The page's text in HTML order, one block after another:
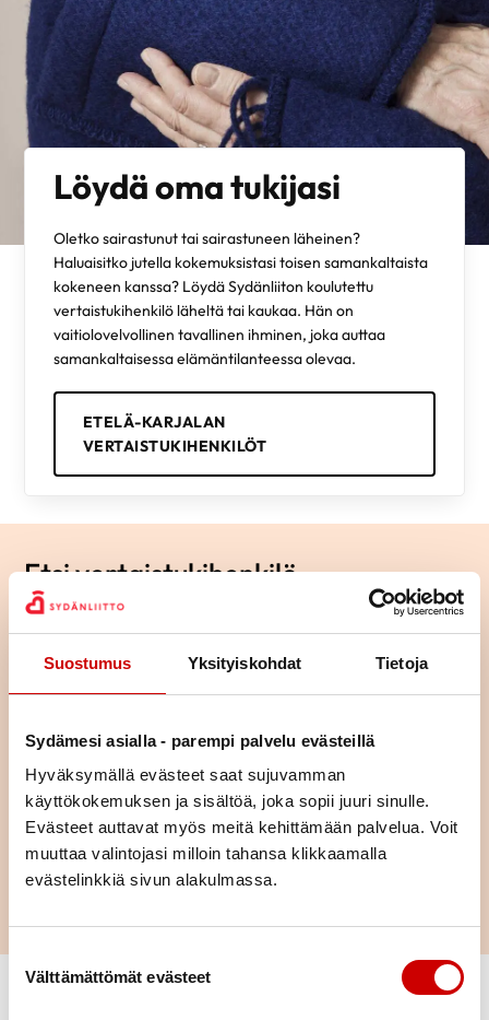
Suostumus Yksityiskohdat Tietoja
Sydämesi asialla - parempi palvelu evästeillä
Hyväksymällä evästeet saat sujuvamman
käyttökokemuksen ja sisältöä, joka sopii juuri sinulle.
Evästeet auttavat myös meitä kehittämään palvelua. Voit
muuttaa valintojasi milloin tahansa klikkaamalla
evästelinkkiä sivun alakulmassa.
Suostumuksen valinta
Välttämättömät evästeet
Löydä oma tukijasi
Oletko sairastunut tai sairastuneen läheinen?
Haluaisitko jutella kokemuksistasi toisen samankaltaista
kokeneen kanssa? Löydä Sydänliiton koulutettu
vertaistukihenkilö läheltä tai kaukaa. Hän on
vaitiolovelvollinen tavallinen ihminen, joka auttaa
samankaltaisessa elämäntilanteessa olevaa.
ETELÄ-KARJALAN
VERTAISTUKIHENKILÖT
Etsi vertaistukihenkilö
Etsi sinulle sopivaa vertaistukihenkilöä Hae-toiminnolla. Ilman
näet kriteerejäsi parhaiten vastaavan tukihenkilön ylimpänä.
Vähennä hakuehtoja, jos tuloksia ei näy. Voit hakea tukihenkilöä
Voit lähettää viestin tukihenkilölle täyttämällä
yhteydenottolomakkeen. Osaan vertaistukijoista voit olla
yhteydessä myös puhelimitse tai sähköpostitse.